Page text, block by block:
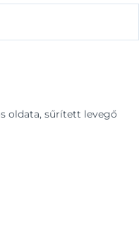
oldata, sűrített levegő